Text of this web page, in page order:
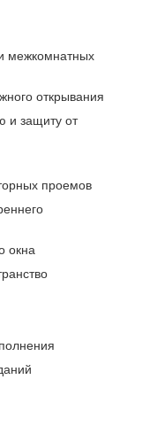
межкомнатных
открывания
и защиту от
проемов
окна